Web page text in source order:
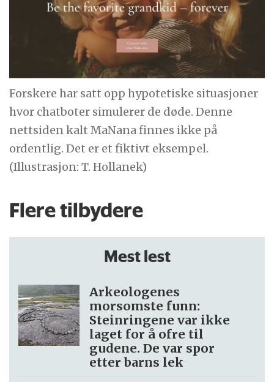
Forskere har satt opp hypotetiske situasjoner
hvor chatboter simulerer de døde. Denne
nettsiden kalt MaNana finnes ikke på
ordentlig. Det er et fiktivt eksempel.
(Illustrasjon: T. Hollanek)
Flere tilbydere
Mest lest
Arkeologenes
morsomste funn:
Steinringene var ikke
laget for å ofre til
gudene. De var spor
etter barns lek